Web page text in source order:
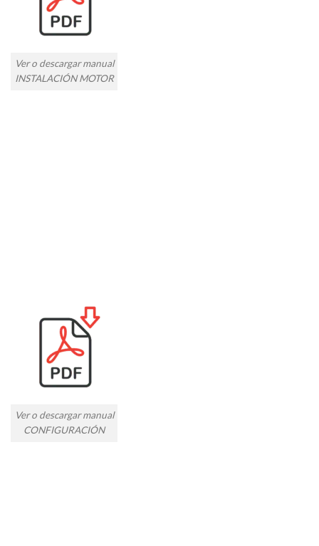
Ver o descargar manual
INSTALACIÓN MOTOR
Ver o descargar manual
CONFIGURACIÓN